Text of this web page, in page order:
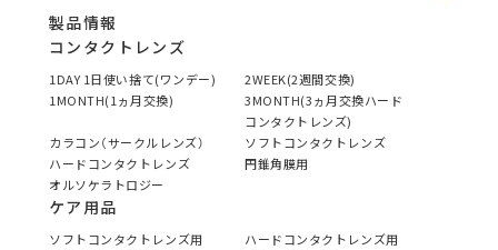
製品情報
コンタクトレンズ
1DAY 1日使い捨て(ワンデー)
2WEEK(2週間交換)
1MONTH(1ヵ月交換)
3MONTH(3ヵ月交換ハード
コンタクトレンズ)
カラコン（サークルレンズ）
ソフトコンタクトレンズ
ハードコンタクトレンズ
円錐角膜用
オルソケラトロジー
ケア用品
ソフトコンタクトレンズ用
ハードコンタクトレンズ用